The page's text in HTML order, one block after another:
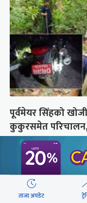
पूर्वमेयर सिंहको
कुकुरसमेत परिचालन,
ताजा अपडेट